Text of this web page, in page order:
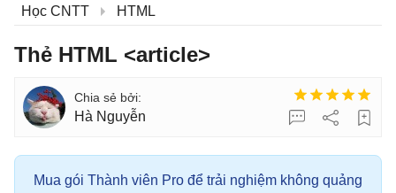
Học CNTT HTML
Thẻ HTML <article>
Hà Nguyễn
Mua gói Thành viên Pro để trải nghiệm không quảng